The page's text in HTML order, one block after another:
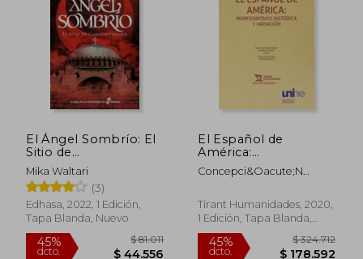
El Ángel Sombrío: El
Sitio de
Constantinopla
(Narrativas Históricas)
Mika Waltari
(3)
Edhasa, 2022, 1 Edición,
Tapa Blanda, Nuevo
El Español de
América:
Morfosintaxis
Histórica y Variación
Hispanica)
Concepci&Oacute;N
Tirant Humanidades, 2020,
1 Edición, Tapa Blanda,
Nuevo